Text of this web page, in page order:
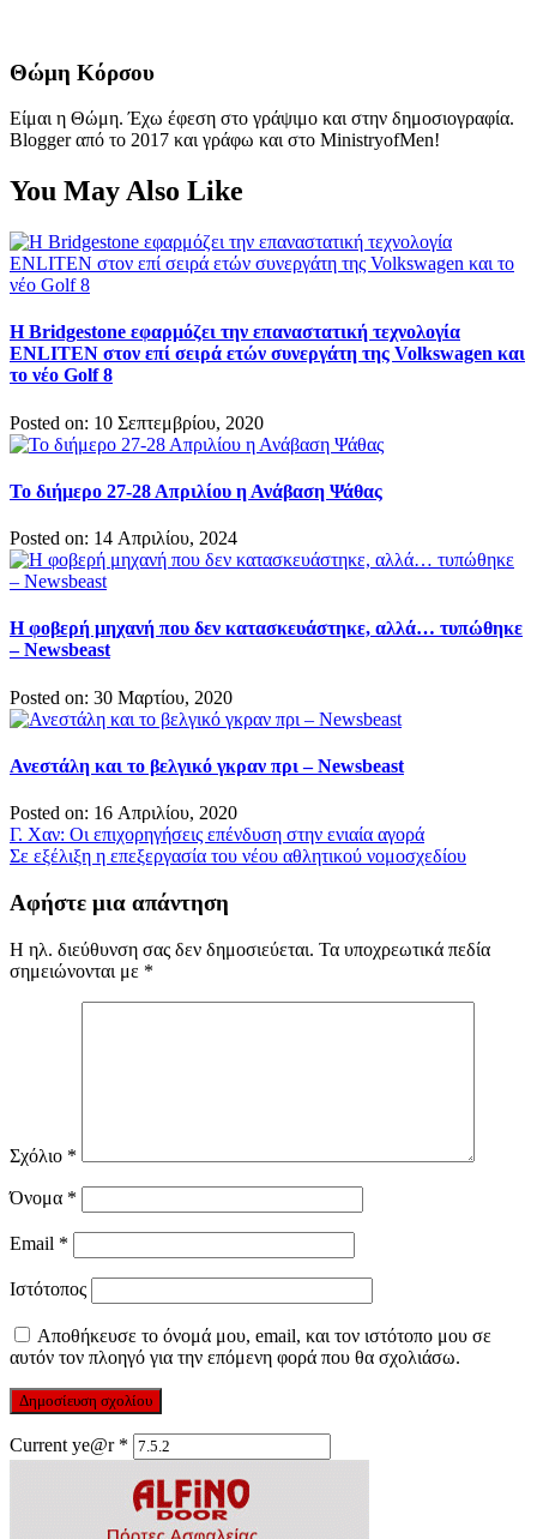
Θώμη Κόρσου
Είμαι η Θώμη. Έχω έφεση στο γράψιμο και στην δημοσιογραφία.
Blogger από το 2017 και γράφω και στο MinistryofMen!
You May Also Like
Η Bridgestone εφαρμόζει την επαναστατική τεχνολογία
ENLITEN στον επί σειρά ετών συνεργάτη της Volkswagen και
το νέο Golf 8
Posted on: 10 Σεπτεμβρίου, 2020
Το διήμερο 27-28 Απριλίου η Ανάβαση Ψάθας
Posted on: 14 Απριλίου, 2024
Η φοβερή μηχανή που δεν κατασκευάστηκε, αλλά… τυπώθηκε
– Newsbeast
Posted on: 30 Μαρτίου, 2020
Ανεστάλη και το βελγικό γκραν πρι – Newsbeast
Posted on: 16 Απριλίου, 2020
Πλοήγηση
άρθρων
Γ. Χαν: Οι επιχορηγήσεις επένδυση στην ενιαία αγορά
Σε εξέλιξη η επεξεργασία του νέου αθλητικού νομοσχεδίου
Αφήστε μια απάντηση
Η ηλ. διεύθυνση σας δεν δημοσιεύεται. Τα υποχρεωτικά πεδία
σημειώνονται με *
Σχόλιο *
Όνομα *
Email *
Ιστότοπος
Αποθήκευσε το όνομά μου, email, και τον ιστότοπο μου σε
αυτόν τον πλοηγό για την επόμενη φορά που θα σχολιάσω.
Current ye@r *